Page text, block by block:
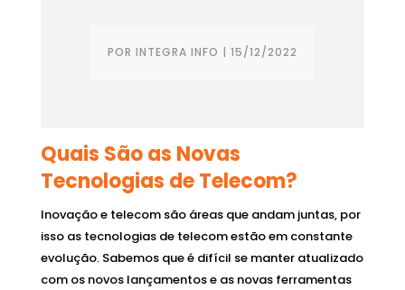
POR INTEGRA INFO | 15/12/2022
Quais São as Novas
Tecnologias de Telecom?
Inovação e telecom são áreas que andam juntas, por
isso as tecnologias de telecom estão em constante
evolução. Sabemos que é difícil se manter atualizado
com os novos lançamentos e as novas ferramentas